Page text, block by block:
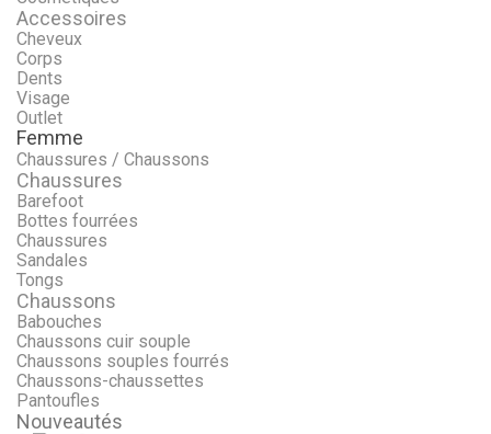
Accessoires
Cheveux
Corps
Dents
Visage
Outlet
Femme
Chaussures / Chaussons
Chaussures
Barefoot
Bottes fourrées
Chaussures
Sandales
Tongs
Chaussons
Babouches
Chaussons cuir souple
Chaussons souples fourrés
Chaussons-chaussettes
Pantoufles
Nouveautés